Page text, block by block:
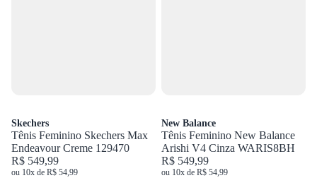
Skechers
Tênis Feminino Skechers Max
Endeavour Creme 129470
R$ 549,99
ou 10x de R$ 54,99
New Balance
Tênis Feminino New Balance
Arishi V4 Cinza WARIS8BH
R$ 549,99
ou 10x de R$ 54,99